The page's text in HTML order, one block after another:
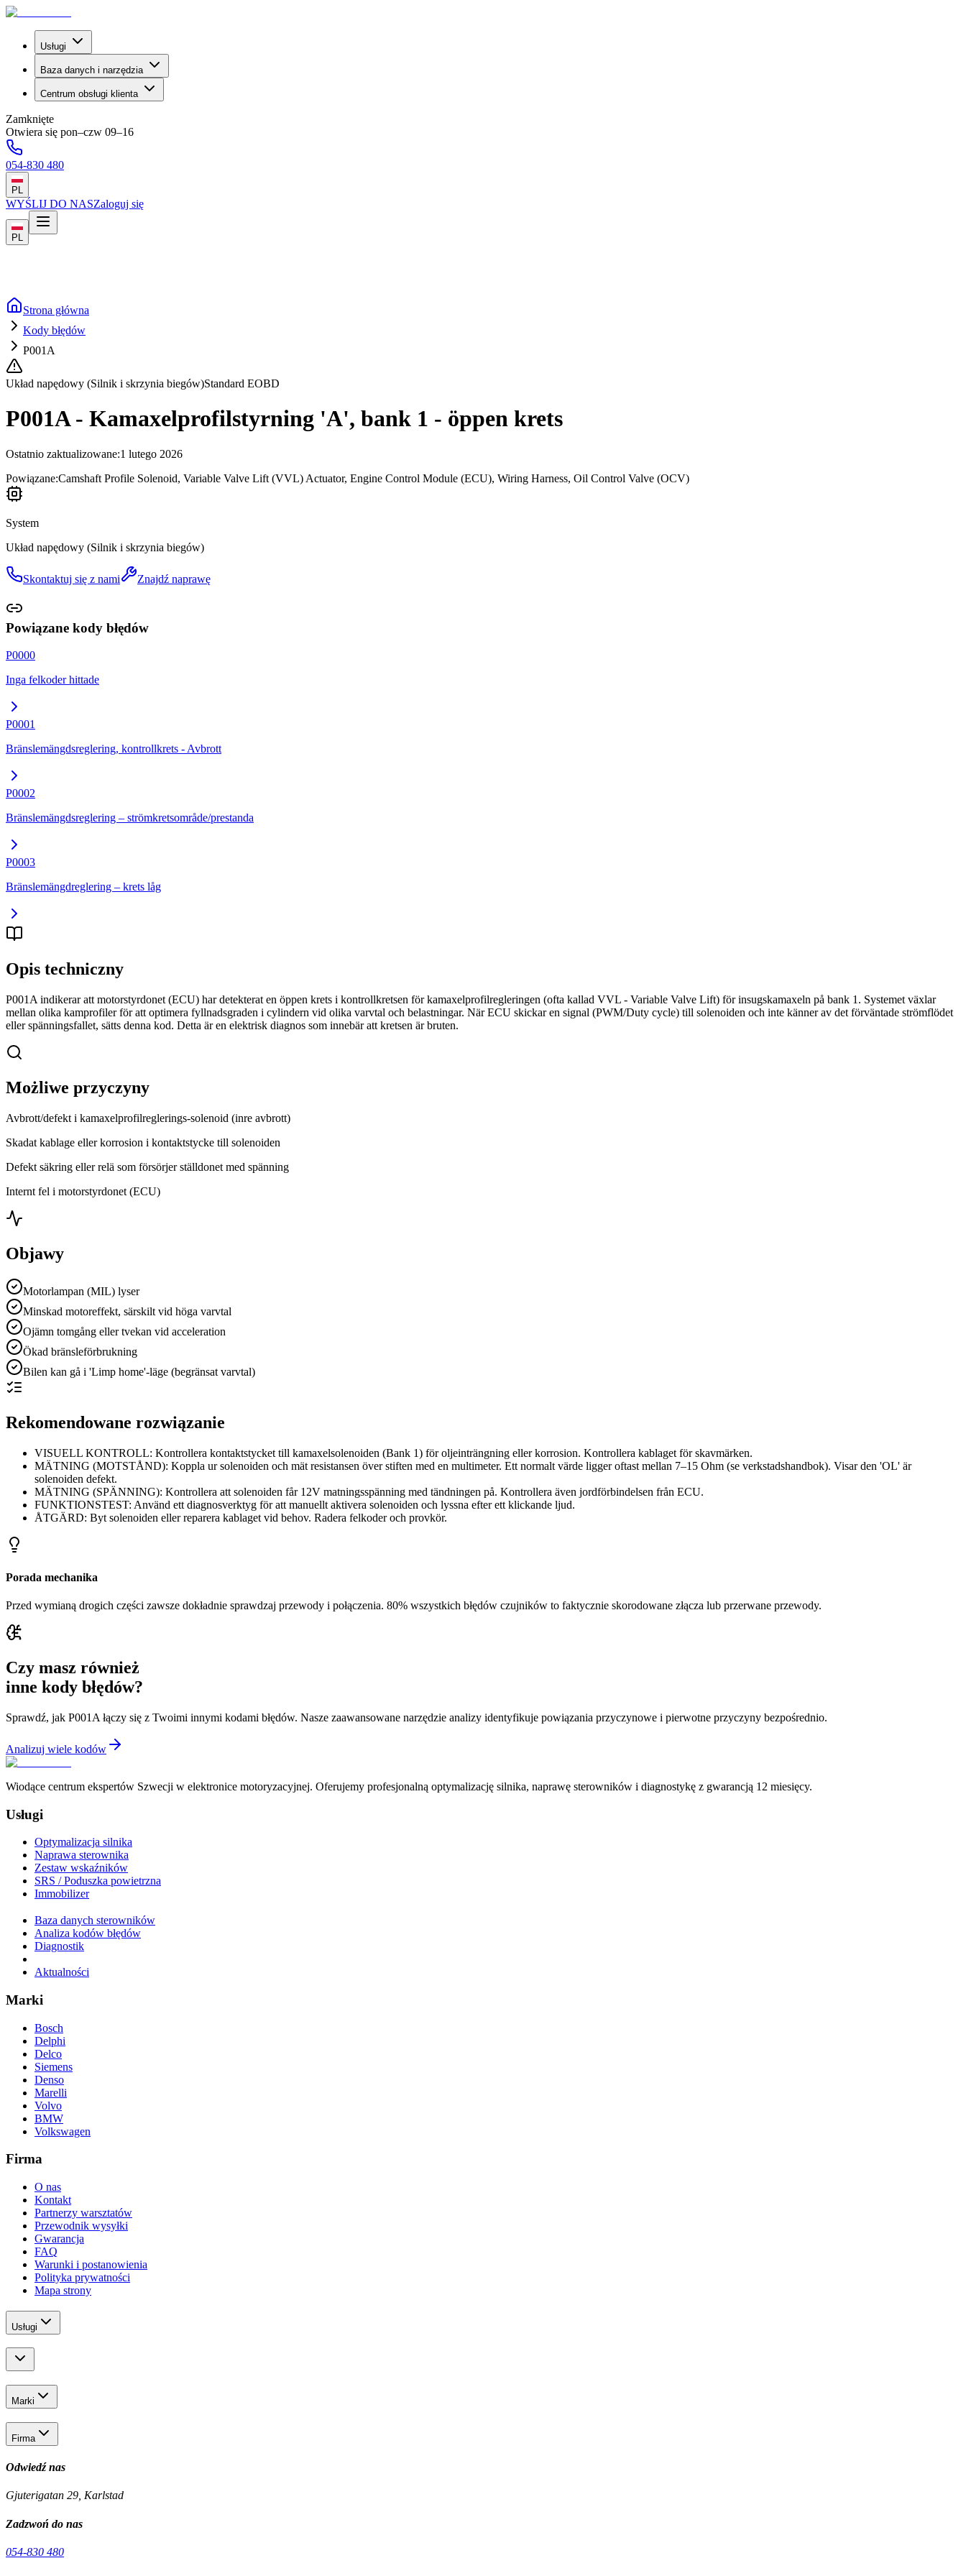
Usługi
Baza danych i narzędzia
Centrum obsługi klienta
Zamknięte
Otwiera się pon–czw 09–16
054-830 480
PL
WYŚLIJ DO NASZaloguj się
PL
Strona główna
Kody błędów
P001A
Układ napędowy (Silnik i skrzynia biegów)Standard EOBD
P001A - Kamaxelprofilstyrning 'A', bank 1 - öppen krets
Ostatnio zaktualizowane:1 lutego 2026
Powiązane:Camshaft Profile Solenoid, Variable Valve Lift (VVL) Actuator, Engine Control Module (ECU), Wiring Harness, Oil Control Valve (OCV)
System
Układ napędowy (Silnik i skrzynia biegów)
Skontaktuj się z nami Znajdź naprawę
Powiązane kody błędów
P0000
Inga felkoder hittade
P0001
Bränslemängdsreglering, kontrollkrets - Avbrott
P0002
Bränslemängdsreglering – strömkretsområde/prestanda
P0003
Bränslemängdreglering – krets låg
Opis techniczny
P001A indikerar att motorstyrdonet (ECU) har detekterat en öppen krets i kontrollkretsen för kamaxelprofilregleringen (ofta kallad VVL - Variable Valve Lift) för insugskamaxeln på bank 1. Systemet växlar
mellan olika kamprofiler för att optimera fyllnadsgraden i cylindern vid olika varvtal och belastningar. När ECU skickar en signal (PWM/Duty cycle) till solenoiden och inte känner av det förväntade strömflödet
eller spänningsfallet, sätts denna kod. Detta är en elektrisk diagnos som innebär att kretsen är bruten.
Możliwe przyczyny
Avbrott/defekt i kamaxelprofilreglerings-solenoid (inre avbrott)
Skadat kablage eller korrosion i kontaktstycke till solenoiden
Defekt säkring eller relä som försörjer ställdonet med spänning
Internt fel i motorstyrdonet (ECU)
Objawy
Motorlampan (MIL) lyser
Minskad motoreffekt, särskilt vid höga varvtal
Ojämn tomgång eller tvekan vid acceleration
Ökad bränsleförbrukning
Bilen kan gå i 'Limp home'-läge (begränsat varvtal)
Rekomendowane rozwiązanie
VISUELL KONTROLL: Kontrollera kontaktstycket till kamaxelsolenoiden (Bank 1) för oljeinträngning eller korrosion. Kontrollera kablaget för skavmärken.
MÄTNING (MOTSTÅND): Koppla ur solenoiden och mät resistansen över stiften med en multimeter. Ett normalt värde ligger oftast mellan 7–15 Ohm (se verkstadshandbok). Visar den 'OL' är
solenoiden defekt.
MÄTNING (SPÄNNING): Kontrollera att solenoiden får 12V matningsspänning med tändningen på. Kontrollera även jordförbindelsen från ECU.
FUNKTIONSTEST: Använd ett diagnosverktyg för att manuellt aktivera solenoiden och lyssna efter ett klickande ljud.
ÅTGÄRD: Byt solenoiden eller reparera kablaget vid behov. Radera felkoder och provkör.
Porada mechanika
Przed wymianą drogich części zawsze dokładnie sprawdzaj przewody i połączenia. 80% wszystkich błędów czujników to faktycznie skorodowane złącza lub przerwane przewody.
Czy masz również
inne kody błędów?
Sprawdź, jak P001A łączy się z Twoimi innymi kodami błędów. Nasze zaawansowane narzędzie analizy identyfikuje powiązania przyczynowe i pierwotne przyczyny bezpośrednio.
Analizuj wiele kodów
Wiodące centrum ekspertów Szwecji w elektronice motoryzacyjnej. Oferujemy profesjonalną optymalizację silnika, naprawę sterowników i diagnostykę z gwarancją 12 miesięcy.
Usługi
Optymalizacja silnika
Naprawa sterownika
Zestaw wskaźników
SRS / Poduszka powietrzna
Immobilizer
Baza danych sterowników
Analiza kodów błędów
Diagnostik
Aktualności
Marki
Bosch
Delphi
Delco
Siemens
Denso
Marelli
Volvo
BMW
Volkswagen
Firma
O nas
Kontakt
Partnerzy warsztatów
Przewodnik wysyłki
Gwarancja
FAQ
Warunki i postanowienia
Polityka prywatności
Mapa strony
Usługi
Marki
Firma
Odwiedź nas
Gjuterigatan 29, Karlstad
Zadzwoń do nas
054-830 480